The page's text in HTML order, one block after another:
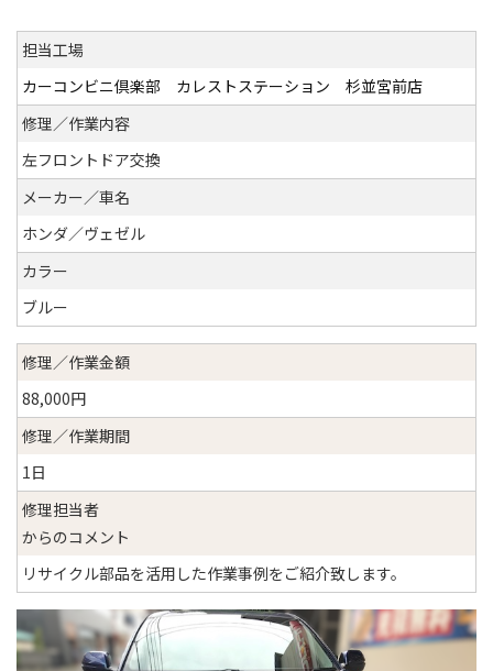
担当工場
カーコンビニ倶楽部 カレストステーション 杉並宮前店
修理／作業内容
左フロントドア交換
メーカー／車名
ホンダ／ヴェゼル
カラー
ブルー
修理／作業金額
88,000円
修理／作業期間
1日
修理担当者
からのコメント
リサイクル部品を活用した作業事例をご紹介致します。